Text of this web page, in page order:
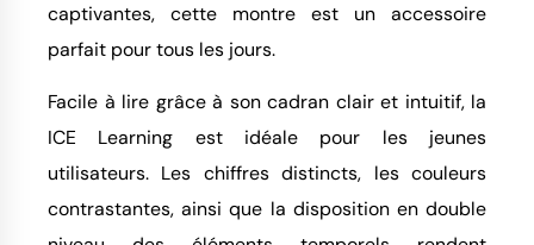
captivantes, cette montre est un accessoire
parfait pour tous les jours.
Facile à lire grâce à son cadran clair et intuitif, la
ICE Learning est idéale pour les jeunes
utilisateurs. Les chiffres distincts, les couleurs
contrastantes, ainsi que la disposition en double